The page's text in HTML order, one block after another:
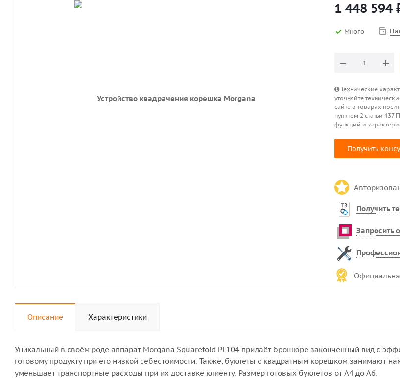
1 448 594
Много
Технические
уточняйте
сайте о товарах
пунктом 2 статьи
функций и
Получить
Получить
Запросить
Описание Характеристики
Уникальный в своём роде аппарат Morgana Squarefold PL104 придаёт брошюре законченный вид с
готовому продукту при его низкой себестоимости. Также, буклеты с квадратным корешком занимают
уменьшает транспортные расходы при их доставке клиенту. Размер готовых буклетов от А4 до А6.